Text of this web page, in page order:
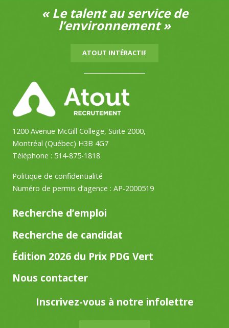
« Le talent au service de
l’environnement »
ATOUT INTÉRACTIF
1200 Avenue McGill College, Suite 2000,
Montréal (Québec) H3B 4G7
Téléphone : 514-875-1818
Politique de confidentialité
Numéro de permis d’agence : AP-2000519
Recherche d’emploi
Recherche de candidat
Édition 2026 du Prix PDG Vert
Nous contacter
Inscrivez-vous à notre infolettre